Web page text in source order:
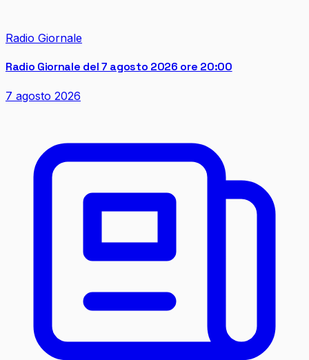
Radio Giornale
Radio Giornale del 7 agosto 2026 ore 20:00
7 agosto 2026